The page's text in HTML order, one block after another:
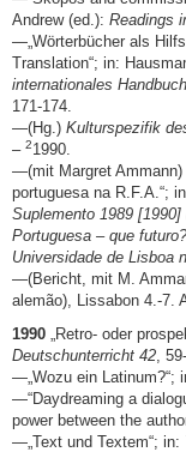
Andrew (ed.): Readings
—„Wörterbücher als
Translation“; in:
internationales
171-174.
—(Hg.) Kulturspezifik
– 21990.
—(mit Margret Ammann)
portuguesa na R.F.A.“;
Suplemento 1989
Portuguesa – que
Universidade de Lisboa
—(Bericht, mit M.
alemão), Lissabon 4.-7.
1990 „Retro- oder
Deutschunterricht 42 ,
—„Wozu ein Latinum?“;
—“Daydreaming a
power between the
—„Text und Textem“; in: